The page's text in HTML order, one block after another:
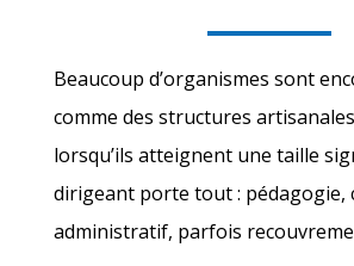
Beaucoup d’organismes sont
comme des structures
lorsqu’ils atteignent une taille
dirigeant porte tout : pédagogie,
administratif, parfois